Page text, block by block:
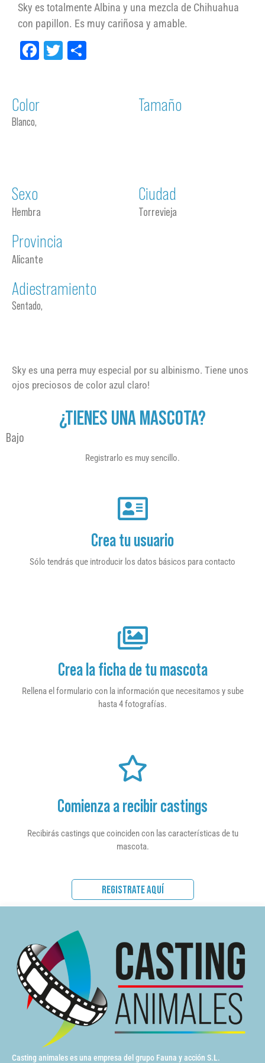
Sky es totalmente Albina y una mezcla de Chihuahua
con papillon. Es muy cariñosa y amable.
Facebook
Twitter
Color
Blanco,
Tamaño
Sexo
Hembra
Ciudad
Torrevieja
Provincia
Alicante
Adiestramiento
Sentado,
Sky es una perra muy especial por su albinismo. Tiene unos
ojos preciosos de color azul claro!
¿TIENES UNA MASCOTA?
Bajo
Registrarlo es muy sencillo.
Crea tu usuario
Sólo tendrás que introducir los datos básicos para contacto
Crea la ficha de tu mascota
Rellena el formulario con la información que necesitamos y sube
hasta 4 fotografías.
Comienza a recibir castings
Recibirás castings que coinciden con las características de tu
mascota.
REGISTRATE AQUÍ
Casting animales es una empresa del grupo Fauna y acción S.L.